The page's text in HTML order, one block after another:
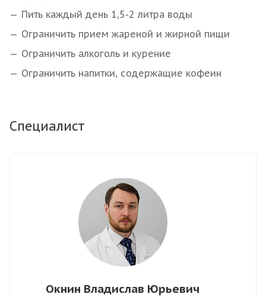
Пить каждый день 1,5-2 литра воды
Ограничить прием жареной и жирной пищи
Ограничить алкоголь и курение
Ограничить напитки, содержащие кофеин
Специалист
Окнин Владислав Юрьевич